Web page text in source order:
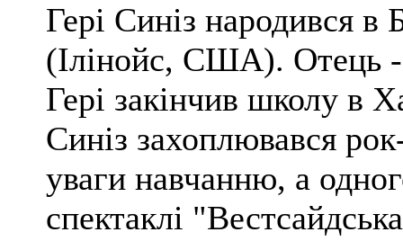
Гері Синіз народився в
(Ілінойс, США). Отець -
Гері закінчив школу в
Синіз захоплювався
уваги навчанню, а
спектаклі